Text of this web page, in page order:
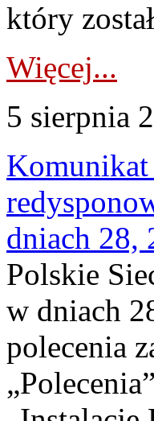
który
Więcej...
5 sierpnia
Komunikat
dniach 28,
Polskie
w dniach
polecenia